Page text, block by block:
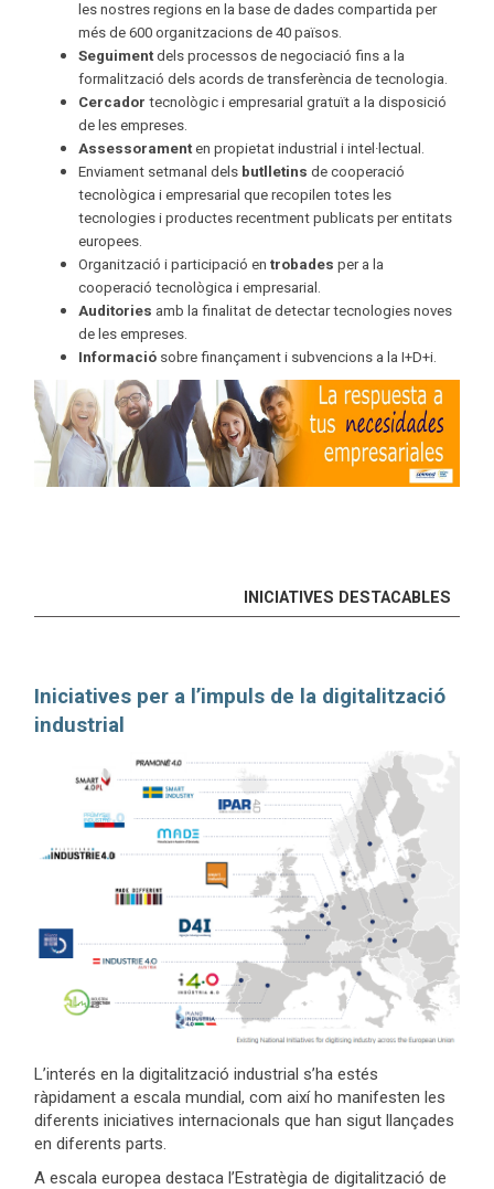
les nostres regions en la base de dades compartida per
més de 600 organitzacions de 40 països.
Seguimentdels processos de negociació fins a la
formalització dels acords de transferència de tecnologia.
Cercador tecnològic i empresarial gratuït a la disposició
de les empreses.
Assessoramenten propietat industrial i intel·lectual.
Enviament setmanal dels butlletins de cooperació
tecnològica i empresarial que recopilen totes les
tecnologies i productes recentment publicats per entitats
europees.
Organització i participació en trobades per a la
cooperació tecnològica i empresarial.
Auditories amb la finalitat de detectar tecnologies noves
de les empreses.
Informació sobre finançament i subvencions a la I+D+i.
INICIATIVES DESTACABLES
Iniciatives per a l’impuls de la digitalització
industrial
L’interés en la digitalització industrial s’ha estés
ràpidament a escala mundial, com així ho manifesten les
diferents iniciatives internacionals que han sigut llançades
en diferents parts.
A escala europea destaca l’Estratègia de digitalització de